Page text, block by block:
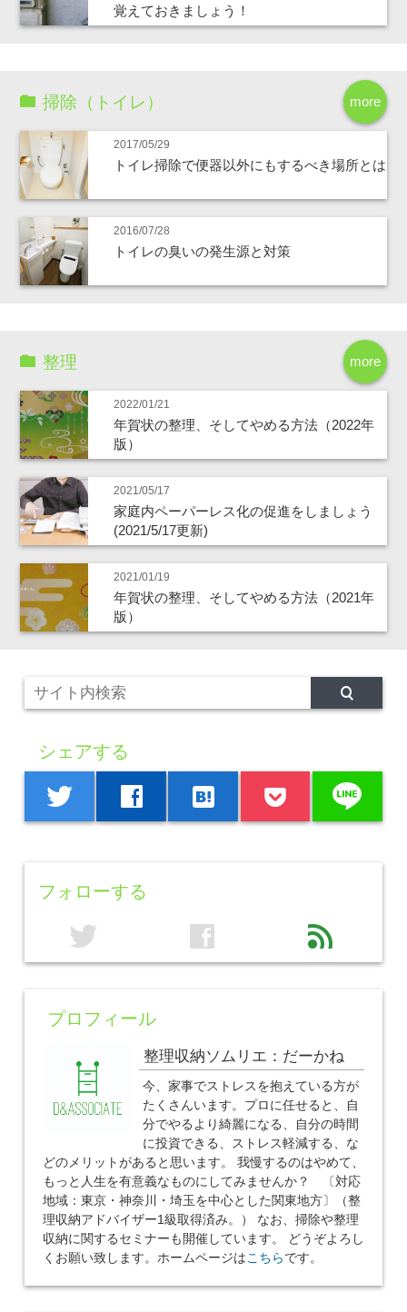
覚えておきましょう！
more
掃除（トイレ）
2017/05/29
トイレ掃除で便器以外にもするべき場所とは
2016/07/28
トイレの臭いの発生源と対策
more
整理
2022/01/21
年賀状の整理、そしてやめる方法（2022年
版）
2021/05/17
家庭内ペーパーレス化の促進をしましょう
(2021/5/17更新)
2021/01/19
年賀状の整理、そしてやめる方法（2021年
版）
シェアする
twitter facebook hatenabookmark line
フォローする
twitter facebook feed
プロフィール
整理収納ソムリエ：だーかね
今、家事でストレスを抱えている方が
たくさんいます。プロに任せると、自
分でやるより綺麗になる、自分の時間
に投資できる、ストレス軽減する、な
どのメリットがあると思います。 我慢するのはやめて、
もっと人生を有意義なものにしてみませんか？ 〔対応
地域：東京・神奈川・埼玉を中心とした関東地方〕（整
理収納アドバイザー1級取得済み。） なお、掃除や整理
収納に関するセミナーも開催しています。 どうぞよろし
くお願い致します。ホームページはこちら です。